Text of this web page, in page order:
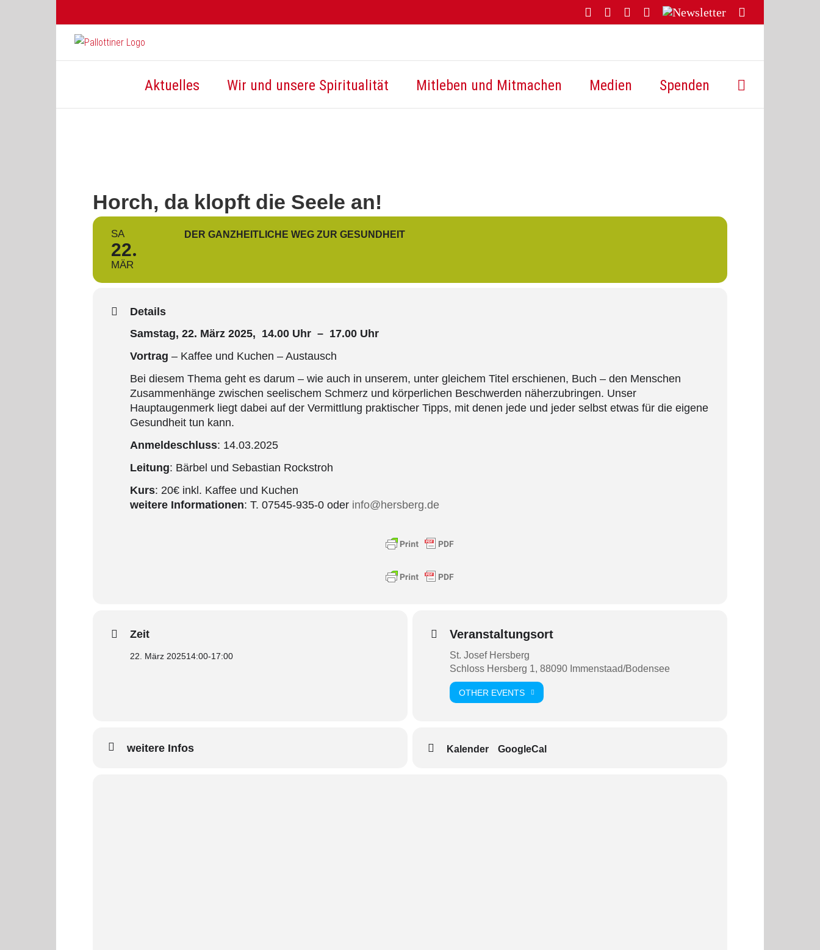
FacebookYouTubeInstagram
Threads
Newsletter
Mail
Aktuelles Wir und unsere Spiritualität Mitleben und Mitmachen Medien Spenden
Horch, da klopft die Seele an!
SA
22
MÄR
DER GANZHEITLICHE WEG ZUR GESUNDHEIT
Details
Samstag, 22. März 2025, 14.00 Uhr – 17.00 Uhr
Vortrag – Kaffee und Kuchen – Austausch
Bei diesem Thema geht es darum – wie auch in unserem, unter gleichem Titel erschienen, Buch – den Menschen
Zusammenhänge zwischen seelischem Schmerz und körperlichen Beschwerden näherzubringen. Unser
Hauptaugenmerk liegt dabei auf der Vermittlung praktischer Tipps, mit denen jede und jeder selbst etwas für die eigene
Gesundheit tun kann.
Anmeldeschluss: 14.03.2025
Leitung: Bärbel und Sebastian Rockstroh
Kurs: 20€ inkl. Kaffee und Kuchen
weitere Informationen: T. 07545-935-0 oder info@hersberg.de
Zeit
22. März 202514:00-17:00
Veranstaltungsort
St. Josef Hersberg
Schloss Hersberg 1, 88090 Immenstaad/Bodensee
OTHER EVENTS
weitere Infos Kalender GoogleCal